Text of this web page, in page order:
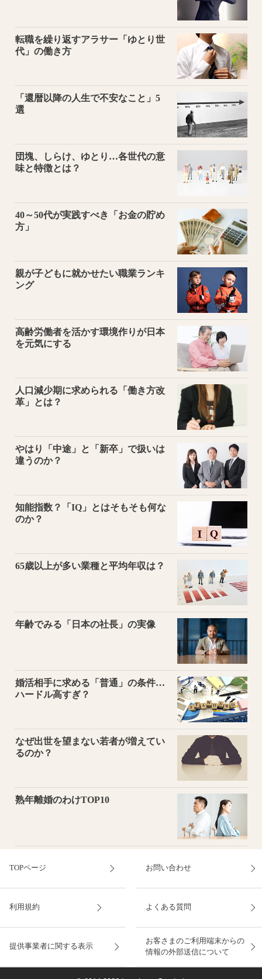
転職を繰り返すアラサー「ゆとり世
代」の働き方
「還暦以降の人生で不安なこと」5
選
団塊、しらけ、ゆとり…各世代の意
味と特徴とは？
40～50代が実践すべき「お金の貯め
方」
親が子どもに就かせたい職業ランキ
ング
高齢労働者を活かす環境作りが日本
を元気にする
人口減少期に求められる「働き方改
革」とは？
やはり「中途」と「新卒」で扱いは
違うのか？
知能指数？「IQ」とはそもそも何な
のか？
65歳以上が多い業種と平均年収は？
年齢でみる「日本の社長」の実像
婚活相手に求める「普通」の条件…
ハードル高すぎ？
なぜ出世を望まない若者が増えてい
るのか？
熟年離婚のわけTOP10
TOPページ お問い合わせ
利用規約 よくある質問
提供事業者に関する表示
お客さまのご利用端末からの
情報の外部送信について